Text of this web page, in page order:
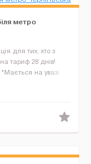
метро
для тих, хто з
тариф 28 днів!
на увазі